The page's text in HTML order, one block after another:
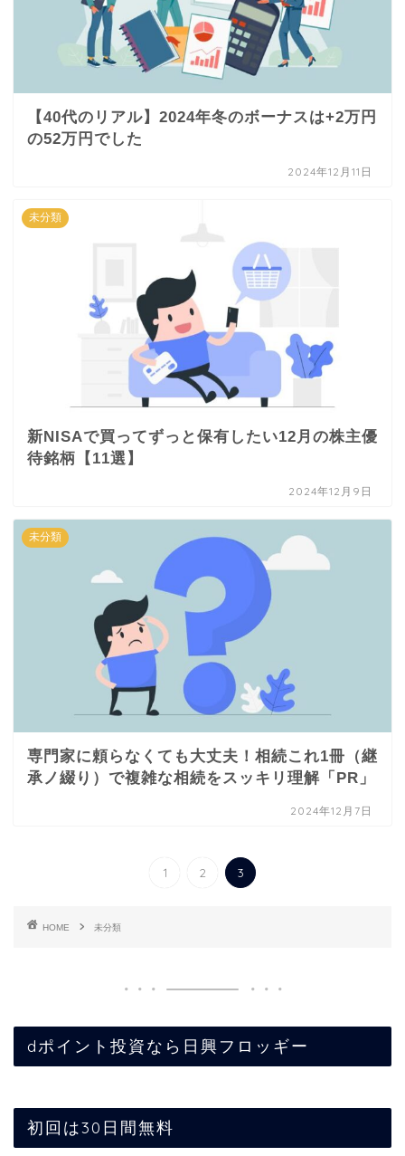
【40代のリアル】2024年冬のボーナスは+2万円
の52万円でした
2024年12月11日
未分類
新NISAで買ってずっと保有したい12月の株主優
待銘柄【11選】
2024年12月9日
未分類
専門家に頼らなくても大丈夫！相続これ1冊（継
承ノ綴り）で複雑な相続をスッキリ理解「PR」
2024年12月7日
1 2 3
HOME 未分類
dポイント投資なら日興フロッギー
初回は30日間無料